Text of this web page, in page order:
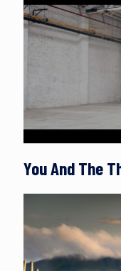
You And The